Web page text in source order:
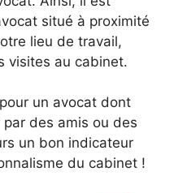
situé à proximité
lieu de travail,
visites au cabinet.
un avocat dont
des amis ou des
un bon indicateur
du cabinet !